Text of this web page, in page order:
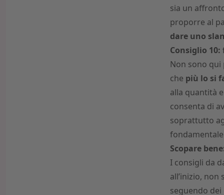
sia un
proporre al
dare uno
Consiglio 10:
Non sono qui
che più lo si
alla quantità
consenta di
soprattutto
Scopare
I consigli da
all’inizio,
seguendo dei